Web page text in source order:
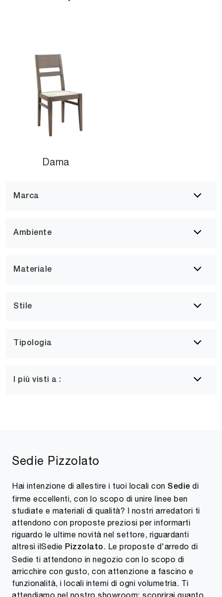
Marca
Ambiente
Materiale
Stile
Tipologia
I più visti a :
Dama
Sedie Pizzolato
Hai intenzione di allestire i tuoi locali con Sedie di
firme eccellenti, con lo scopo di unire linee ben
studiate e materiali di qualità? I nostri arredatori ti
attendono con proposte preziosi per informarti
riguardo le ultime novità nel settore, riguardanti
altresì ilSedie Pizzolato . Le proposte d'arredo di
Sedie ti attendono in negozio con lo scopo di
arricchire con gusto, con attenzione a fascino e
funzionalità, i locali interni di ogni volumetria. Ti
attendiamo nel nostro showroom: scoprirai quanto